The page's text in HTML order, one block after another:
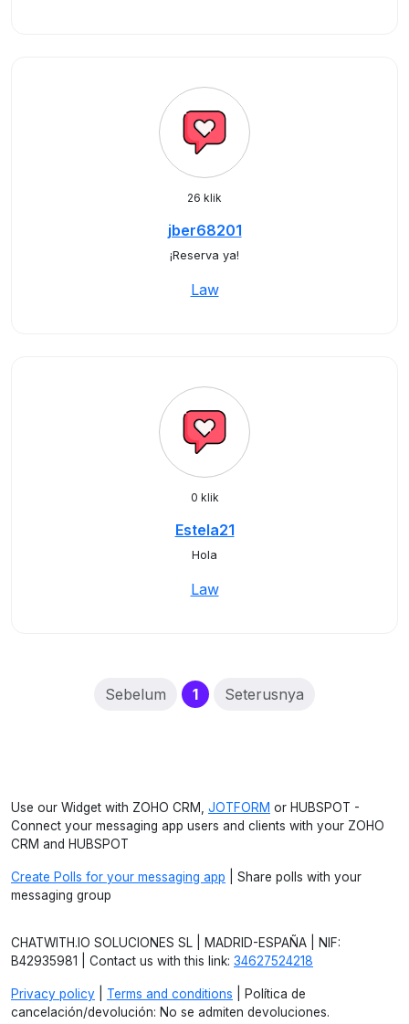
26 klik
jber68201
¡Reserva ya!
Law
0 klik
Estela21
Hola
Law
Sebelum 1(current)
Seterusnya
Use our Widget with ZOHO CRM, JOTFORM or HUBSPOT -
Connect your messaging app users and clients with your ZOHO
CRM and HUBSPOT
Create Polls for your messaging app | Share polls with your
messaging group
CHATWITH.IO SOLUCIONES SL | MADRID-ESPAÑA | NIF:
B42935981 | Contact us with this link: 34627524218
Privacy policy Terms and conditions | Política de
cancelación/devolución: No se admiten devoluciones.